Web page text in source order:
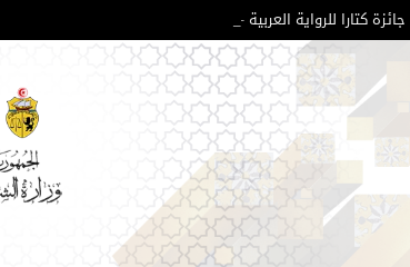
جائزة كتارا للرواية العربية – الدورة 11